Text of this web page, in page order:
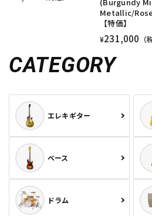
Metallic/
【特価】
¥231,000 （
CATEGORY
エレキギター
ベース
ドラム